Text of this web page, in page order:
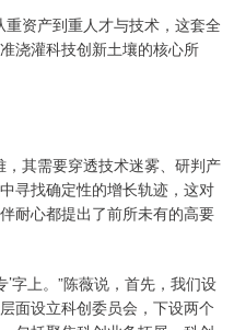
重资产到重人才与技术，这套全
浇灌科技创新土壤的核心所
，其需要穿透技术迷雾、研判产
寻找确定性的增长轨迹，这对
耐心都提出了前所未有的高要
字上。”陈薇说，首先，我们设
面设立科创委员会，下设两个